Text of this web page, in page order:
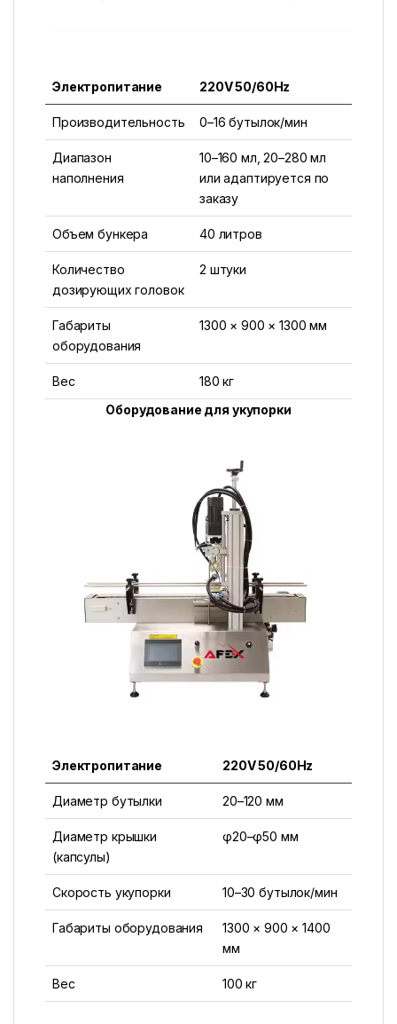
Электропитание 220V 50/60Hz
Производительность 0–16 бутылок/мин
Диапазон
наполнения
10–160 мл, 20–280 мл
или адаптируется по
заказу
Объем бункера 40 литров
Количество
дозирующих головок
2 штуки
Габариты
оборудования
1300 × 900 × 1300 мм
Вес
180 кг
Оборудование для укупорки
Электропитание 220V 50/60Hz
Диаметр бутылки 20–120 мм
Диаметр крышки
(капсулы)
φ20–φ50 мм
Скорость укупорки 10–30 бутылок/мин
Габариты оборудования
1300 × 900 × 1400
мм
Вес 100 кг